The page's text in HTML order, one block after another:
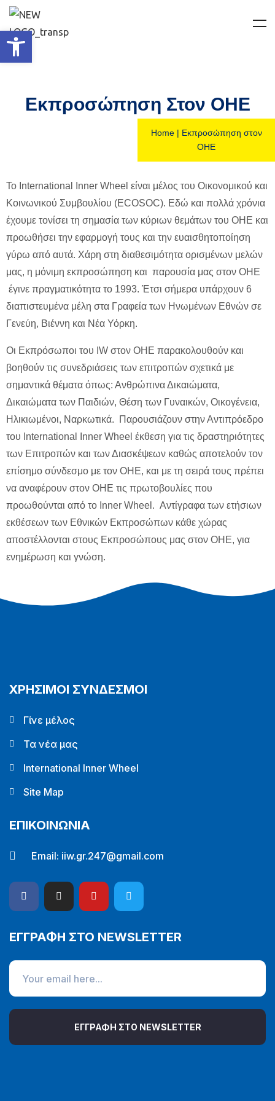
Εκπροσώπηση Στον ΟΗΕ
Home|
Εκπροσώπηση στον
ΟΗΕ
Το International Inner Wheel είναι μέλος του Οικονομικού και
Κοινωνικού Συμβουλίου (ECOSOC). Εδώ και πολλά χρόνια
έχουμε τονίσει τη σημασία των κύριων θεμάτων του ΟΗΕ και
προωθήσει την εφαρμογή τους και την ευαισθητοποίηση
γύρω από αυτά. Χάρη στη διαθεσιμότητα ορισμένων μελών
μας, η μόνιμη εκπροσώπηση και παρουσία μας στον ΟΗΕ
έγινε πραγματικότητα το 1993. Έτσι σήμερα υπάρχουν 6
διαπιστευμένα μέλη στα Γραφεία των Ηνωμένων Εθνών σε
Γενεύη, Βιέννη και Νέα Υόρκη.
Οι Εκπρόσωποι του IW στον ΟΗΕ παρακολουθούν και
βοηθούν τις συνεδριάσεις των επιτροπών σχετικά με
σημαντικά θέματα όπως: Ανθρώπινα Δικαιώματα,
Δικαιώματα των Παιδιών, Θέση των Γυναικών, Οικογένεια,
Ηλικιωμένοι, Ναρκωτικά. Παρουσιάζουν στην Αντιπρόεδρο
του International Inner Wheel έκθεση για τις δραστηριότητες
των Επιτροπών και των Διασκέψεων καθώς αποτελούν τον
επίσημο σύνδεσμο με τον ΟΗΕ, και με τη σειρά τους πρέπει
να αναφέρουν στον ΟΗΕ τις πρωτοβουλίες που
προωθούνται από το Inner Wheel. Αντίγραφα των ετήσιων
εκθέσεων των Εθνικών Eκπροσώπων κάθε χώρας
αποστέλλονται στους Εκπροσώπους μας στον ΟΗΕ, για
ενημέρωση και γνώση.
ΧΡΗΣΙΜΟΙ ΣΥΝΔΕΣΜΟΙ
Γίνε μέλος
Τα νέα μας
International Inner Wheel
Site Map
ΕΠΙΚΟΙΝΩΝΙΑ
Email: iiw.gr.247@gmail.com
ΕΓΓΡΑΦΗ ΣΤΟ NEWSLETTER
ΕΓΓΡΑΦΗ ΣΤΟ NEWSLETTER
Ανοίξτε τη γραμμή εργαλείων